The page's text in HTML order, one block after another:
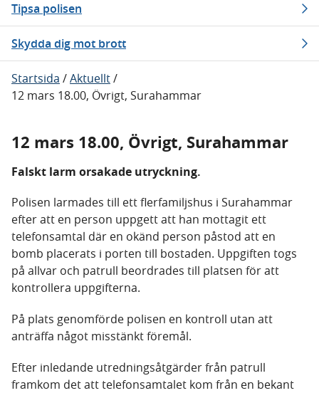
Tipsa polisen
Skydda dig mot brott
Startsida /Aktuellt/
12 mars 18.00, Övrigt, Surahammar
12 mars 18.00, Övrigt, Surahammar
Falskt larm orsakade utryckning.
Polisen larmades till ett flerfamiljshus i Surahammar
efter att en person uppgett att han mottagit ett
telefonsamtal där en okänd person påstod att en
bomb placerats i porten till bostaden. Uppgiften togs
på allvar och patrull beordrades till platsen för att
kontrollera uppgifterna.
På plats genomförde polisen en kontroll utan att
anträffa något misstänkt föremål.
Efter inledande utredningsåtgärder från patrull
framkom det att telefonsamtalet kom från en bekant